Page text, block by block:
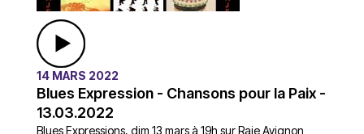
14 MARS 2022
Blues Expression - Chansons pour la Paix -
13.03.2022
Blues Expressions, dim 13 mars à 19h sur Raje Avignon